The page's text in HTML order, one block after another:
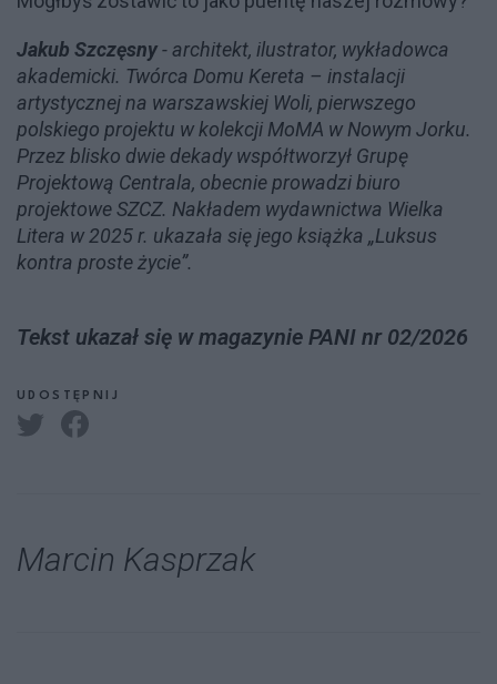
Jakub Szczęsny- architekt, ilustrator, wykładowca
akademicki. Twórca Domu Kereta – instalacji
artystycznej na warszawskiej Woli, pierwszego
polskiego projektu w kolekcji MoMA w Nowym Jorku.
Przez blisko dwie dekady współtworzył Grupę
Projektową Centrala, obecnie prowadzi biuro
projektowe SZCZ. Nakładem wydawnictwa Wielka
Litera w 2025 r. ukazała się jego książka „Luksus
kontra proste życie”.
Tekst ukazał się w magazynie PANI nr 02/2026
UDOSTĘPNIJ
Marcin Kasprzak